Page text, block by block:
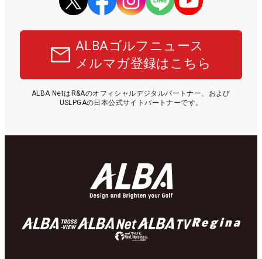
ALBAゴルフニュース
メルマガ登録はこちら
ALBA NetはR&Aのオフィシャルデジタルパートナー、および
USLPGAの日本公式サイトパートナーです。